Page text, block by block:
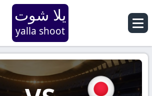
يلا شوت
yalla shoot